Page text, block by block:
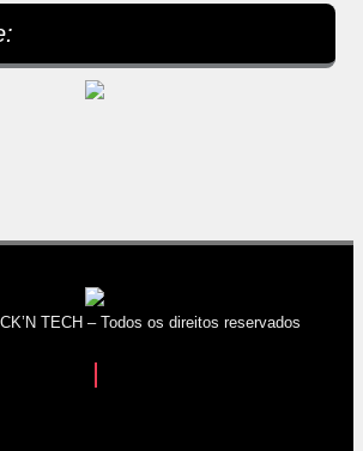
TECH – Todos os direitos reservados